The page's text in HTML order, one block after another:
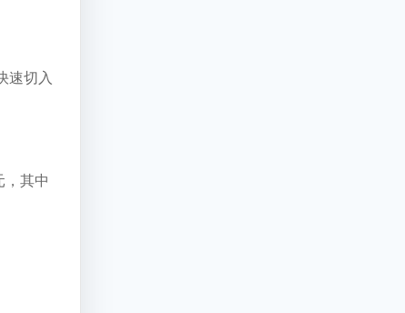
速切入
其中